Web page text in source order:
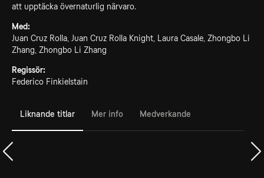
att upptäcka övernaturlig närvaro.
Med:
Juan Cruz Rolla, Juan Cruz Rolla Knight, Laura Casale, Zhongbo Li
Zhang, Zhongbo Li Zhang
Regissör:
Federico Finkielstain
Liknande titlar Mer info Medverkande